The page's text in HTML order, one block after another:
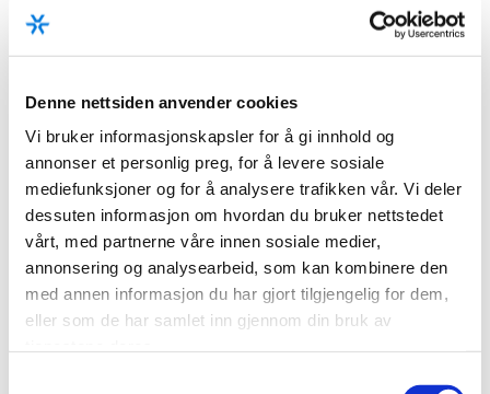
Denne nettsiden anvender cookies
Vi bruker informasjonskapsler for å gi innhold og
annonser et personlig preg, for å levere sosiale
mediefunksjoner og for å analysere trafikken vår. Vi deler
dessuten informasjon om hvordan du bruker nettstedet
vårt, med partnerne våre innen sosiale medier,
annonsering og analysearbeid, som kan kombinere den
med annen informasjon du har gjort tilgjengelig for dem,
eller som de har samlet inn gjennom din bruk av